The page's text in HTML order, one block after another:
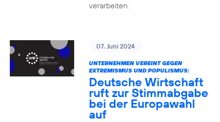
verarbeiten.
07. Juni 2024
UNTERNEHMEN VEREINT GEGEN
EXTREMISMUS UND POPULISMUS:
Deutsche Wirtschaft
ruft zur Stimmabgabe
bei der Europawahl
auf